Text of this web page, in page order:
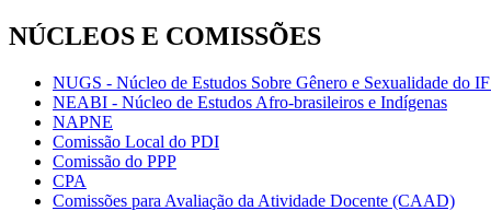
NÚCLEOS E COMISSÕES
NUGS - Núcleo de Estudos Sobre Gênero e Sexualidade do
NEABI - Núcleo de Estudos Afro-brasileiros e Indígenas
NAPNE
Comissão Local do PDI
Comissão do PPP
CPA
Comissões para Avaliação da Atividade Docente (CAAD)